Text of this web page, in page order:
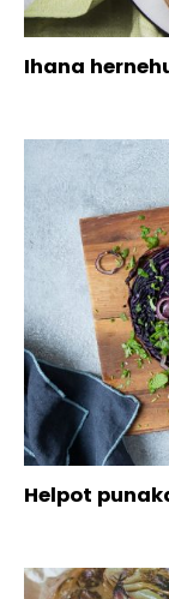
Ihana
Helpot